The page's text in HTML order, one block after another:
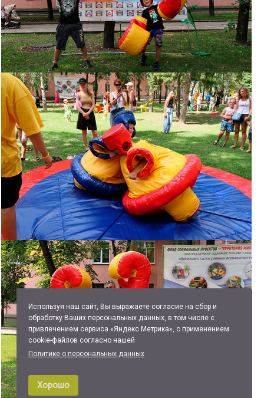
Используя наш сайт, Вы выражаете согласие на сбор и
обработку Ваших персональных данных, в том числе с
привлечением сервиса «Яндекс.Метрика», с применением
cookie-файлов согласно нашей
Политике о персональных данных
Хорошо